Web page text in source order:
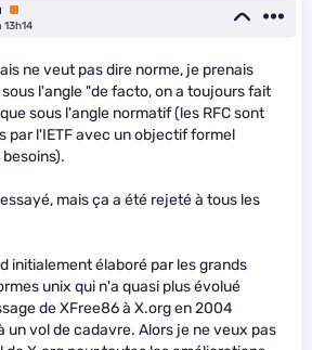
Premium
ne veut pas dire norme, je prenais
l'angle "de facto, on a toujours fait
sous l'angle normatif (les RFC sont
par l'IETF avec un objectif formel
essayé, mais ça a été rejeté à tous les
initialement élaboré par les grands
unix qui n'a quasi plus évolué
de XFree86 à X.org en 2004
un vol de cadavre. Alors je ne veux pas